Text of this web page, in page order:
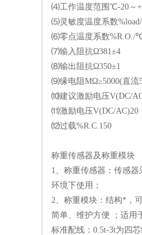
⑷工作温度范围℃-20～
⑸灵敏度温度系数
⑹零点温度系数%R.O./
⑺输入阻抗Ω381±4
⑻输出阻抗Ω350±1
⑼缘电阻MΩ≥5000(直流
⑽建议激励电压V(DC/
⑾激励电压V(DC/AC)20
⑿过载%R.C.150
称重传感器及称重模块
1、称重传感器：传感
环境下使用；
2、称重模块：结构*，
简单、维护方便 ；适用
标准配线：0.5t-3t为四